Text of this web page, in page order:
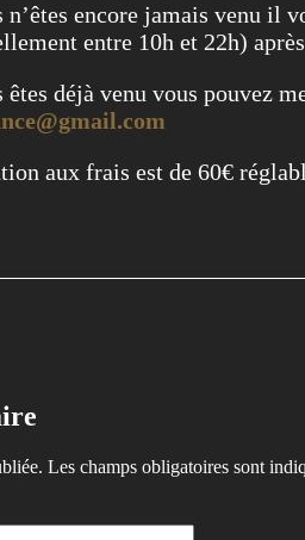
n’êtes encore jamais venu il
entre 10h et 22h)
êtes déjà venu vous pouvez
aux frais est de 60€
Les champs obligatoires sont